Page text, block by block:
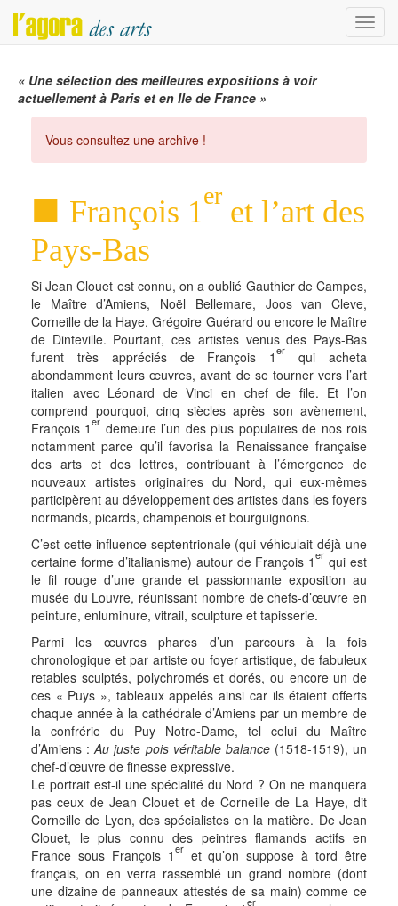
Menu
« Une sélection des meilleures expositions à voir
actuellement à Paris et en Ile de France »
Vous consultez une archive !
François 1er et l’art des
Pays-Bas
Si Jean Clouet est connu, on a oublié Gauthier de Campes,
le Maître d’Amiens, Noël Bellemare, Joos van Cleve,
Corneille de la Haye, Grégoire Guérard ou encore le Maître
de Dinteville. Pourtant, ces artistes venus des Pays-Bas
furent très appréciés de François 1er
qui acheta
abondamment leurs œuvres, avant de se tourner vers l’art
italien avec Léonard de Vinci en chef de file. Et l’on
comprend pourquoi, cinq siècles après son avènement,
François 1er demeure l’un des plus populaires de nos rois
notamment parce qu’il favorisa la Renaissance française
des arts et des lettres, contribuant à l’émergence de
nouveaux artistes originaires du Nord, qui eux-mêmes
participèrent au développement des artistes dans les foyers
normands, picards, champenois et bourguignons.
C’est cette influence septentrionale (qui véhiculait déjà une
certaine forme d’italianisme) autour de François 1er qui est
le fil rouge d’une grande et passionnante exposition au
musée du Louvre, réunissant nombre de chefs-d’œuvre en
peinture, enluminure, vitrail, sculpture et tapisserie.
Parmi les œuvres phares d’un parcours à la fois
chronologique et par artiste ou foyer artistique, de fabuleux
retables sculptés, polychromés et dorés, ou encore un de
ces « Puys », tableaux appelés ainsi car ils étaient offerts
chaque année à la cathédrale d’Amiens par un membre de
la confrérie du Puy Notre-Dame, tel celui du Maître
d’Amiens :Au juste pois véritable balance(1518-1519), un
chef-d’œuvre de finesse expressive.
Le portrait est-il une spécialité du Nord ? On ne manquera
pas ceux de Jean Clouet et de Corneille de La Haye, dit
Corneille de Lyon, des spécialistes en la matière. De Jean
Clouet, le plus connu des peintres flamands actifs en
France sous François 1er et qu’on suppose à tord être
français, on en verra rassemblé un grand nombre (dont
une dizaine de panneaux attestés de sa main) comme ce
er